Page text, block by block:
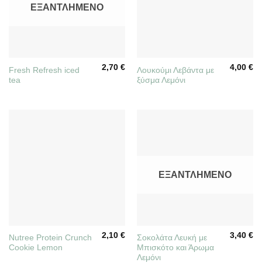
ΕΞΑΝΤΛΗΜΈΝΟ
Fresh Refresh iced
tea
2,70€
Λουκούμι Λεβάντα με
ξύσμα Λεμόνι
4,00€
Nutree Protein Crunch
Cookie Lemon
2,10€
ΕΞΑΝΤΛΗΜΈΝΟ
Σοκολάτα Λευκή με
Μπισκότο και Άρωμα
Λεμόνι
3,40€